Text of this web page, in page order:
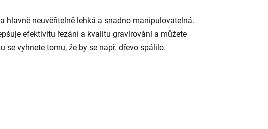
hlavně neuvěřitelně lehká a snadno manipulovatelná.
efektivitu řezání a kvalitu gravírování a můžete
vyhnete tomu, že by se např. dřevo spálilo.